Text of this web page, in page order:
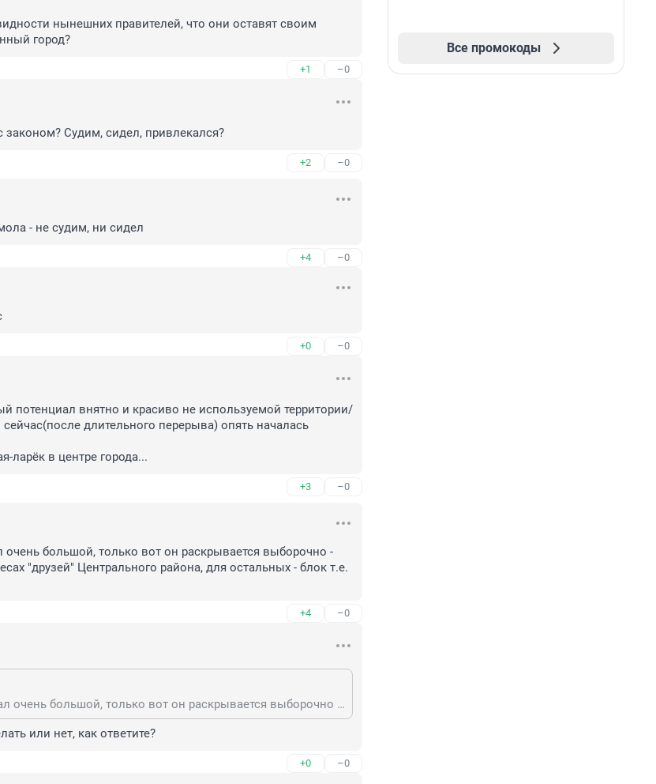
нынешних правителей, что они оставят своим
город?
+1 –0
законом? Судим, сидел, привлекался?
+2 –0
- не судим, ни сидел
+4 –0
+0 –0
потенциал внятно и красиво не используемой территории/
длительного перерыва) опять началась
ларёк в центре города...
+3 –0
очень большой, только вот он раскрывается выборочно -
"друзей" Центрального района, для остальных - блок т.е.
+4 –0
Безусловно - потенциал очень большой, только вот он раскрывается выборочно - исключительно в интересах "друзей" Центрального района, для остальных - блок т.е. не положено.
или нет, как ответите?
+0 –0
Все промокоды